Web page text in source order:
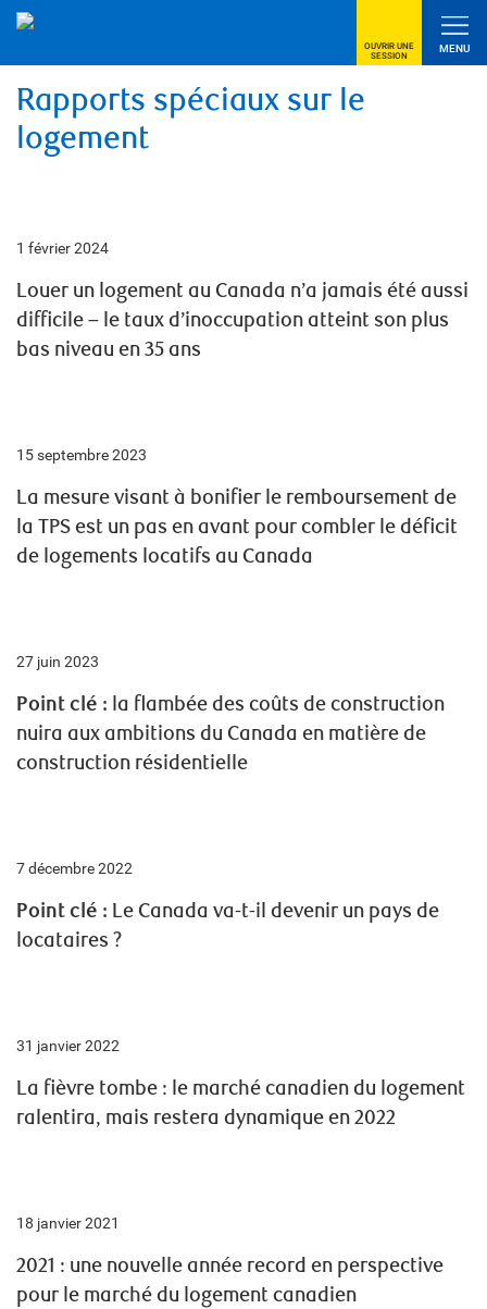
OUVRIR UNE
SESSION
MENU
Rapports spéciaux sur le
logement
Louer un logement au Canada n’a jamais été aussi
difficile – le taux d’inoccupation atteint son plus
bas niveau en 35 ans
1 février 2024
La mesure visant à bonifier le remboursement de
la TPS est un pas en avant pour combler le déficit
de logements locatifs au Canada
15 septembre 2023
Point clé : la flambée des coûts de construction
nuira aux ambitions du Canada en matière de
construction résidentielle
27 juin 2023
Point clé : Le Canada va-t-il devenir un pays de
locataires ?
7 décembre 2022
La fièvre tombe : le marché canadien du logement
ralentira, mais restera dynamique en 2022
31 janvier 2022
2021 : une nouvelle année record en perspective
pour le marché du logement canadien
18 janvier 2021